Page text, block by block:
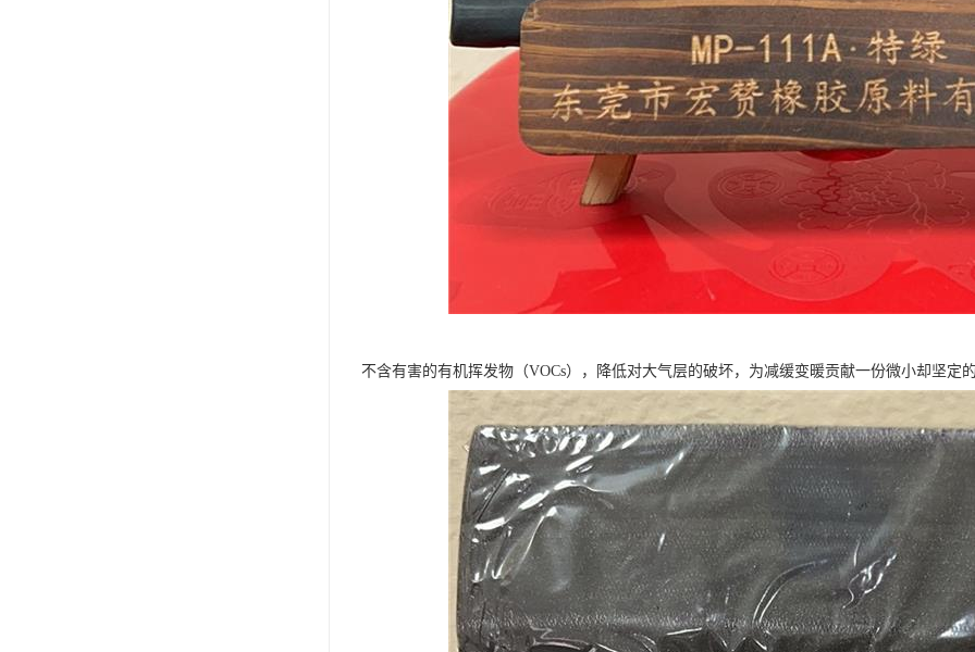
不含有害的有机挥发物（VOCs），降低对大气层的破坏，为减缓变暖贡献一份微小却坚定